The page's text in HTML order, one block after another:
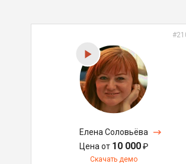
Елена Соловьёва
Цена от 10 000₽
Скачать демо